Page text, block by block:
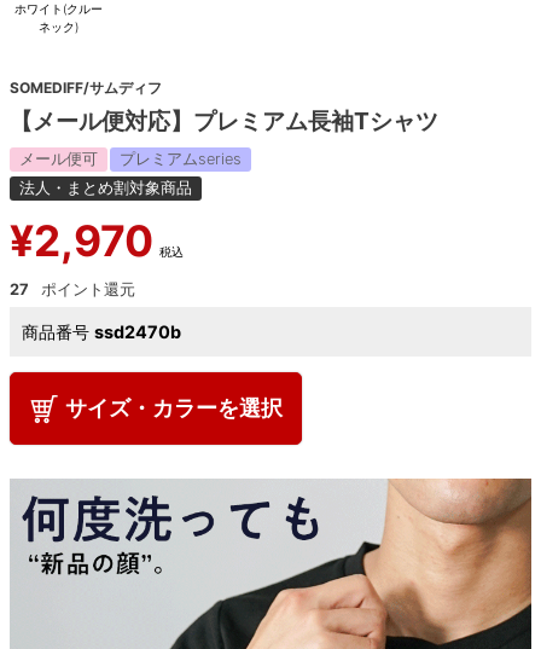
ホワイト(クルー
ネック)
SOMEDIFF/サムディフ
【メール便対応】プレミアム長袖Tシャツ
メール便可
プレミアムseries
法人・まとめ割対象商品
¥2,970 税込
27
商品番号 ssd2470b
サイズ・カラーを選択